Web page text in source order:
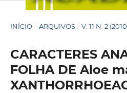
INÍCIO / ARQUIVOS / V. 11 N. 2
CARACTERES
FOLHA DE Aloe